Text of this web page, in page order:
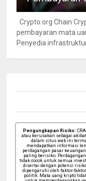
Crypto.org Chain
pembayaran mata
Penyedia infrastruktur
Pengungkapan Risiko:
atau kerusakan sebagai
dalam situs web ini
mendapatkan informasi
perdagangan pasar
paling berisiko.
tidak cocok untuk semua
disertai dengan potensi
dipengaruhi oleh faktor-
politik. Mata uang kripto